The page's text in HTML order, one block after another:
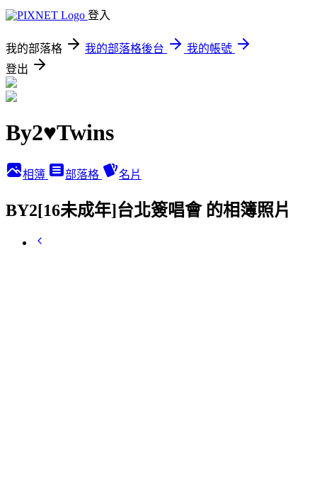
登入
我的部落格 我的部落格後台
我的帳號
登出
By2♥Twins
相簿 部落格 名片
BY2[16未成年]台北簽唱會 的相簿照片